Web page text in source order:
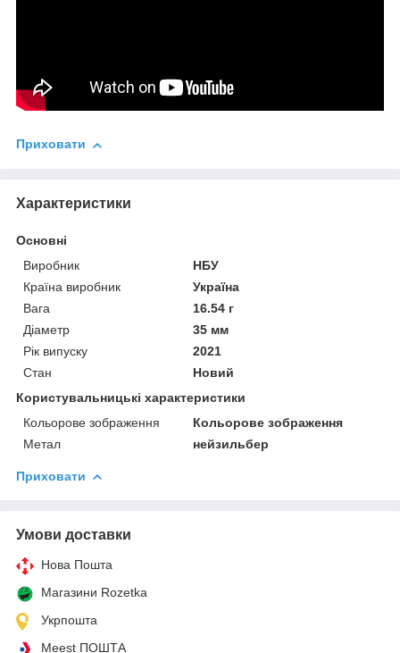
Приховати
Характеристики
Основні
Виробник
НБУ
Країна виробник
Україна
Вага
16.54 г
Діаметр
35 мм
Рік випуску
2021
Стан
Новий
Користувальницькі характеристики
Кольорове зображення
Кольорове зображення
Метал
нейзильбер
Приховати
Умови доставки
Нова Пошта
Магазини Rozetka
Укрпошта
Meest ПОШТА